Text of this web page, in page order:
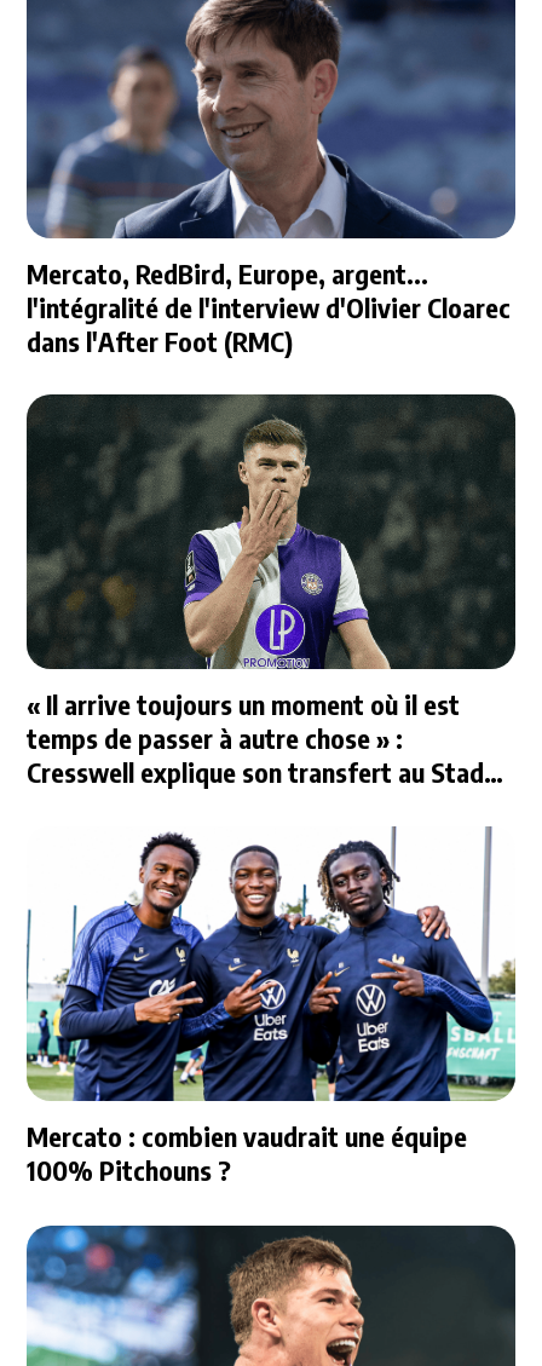
Mercato, RedBird, Europe, argent...
l'intégralité de l'interview d'Olivier Cloarec
dans l'After Foot (RMC)
« Il arrive toujours un moment où il est
temps de passer à autre chose » :
Cresswell explique son transfert au Stade
Mercato : combien vaudrait une équipe
100% Pitchouns ?